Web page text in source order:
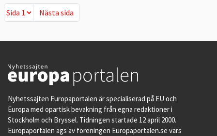
Nästa sida
Nästa sida
Nyhetssajten Europaportalen är specialiserad på EU och
Europa med opartisk bevakning från egna redaktioner i
Stockholm och Bryssel. Tidningen startade 12 april 2000.
Europaportalen ägs av föreningen Europaportalen.se vars